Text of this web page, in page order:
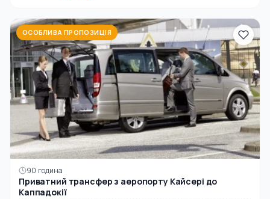
ОСОБЛИВА ПРОПОЗИЦІЯ
90 година
Приватний трансфер з аеропорту Кайсері до
Каппадокії